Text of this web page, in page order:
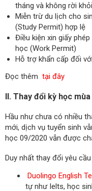
tháng và không rời
Miễn trừ du lịch cho
(Study Permit) hợp lệ
Điều kiện xin giấy
học (Work Permit)
Hỗ trợ khẩn cấp đối
Đọc thêm tại đây
II. Thay đổi kỳ học
Hầu như chưa có nhiều
mới, dịch vụ tuyển sinh
học 09/2020 vẫn được
Duy nhất thay đổi yêu
Duolingo English
tự như Ielts, học